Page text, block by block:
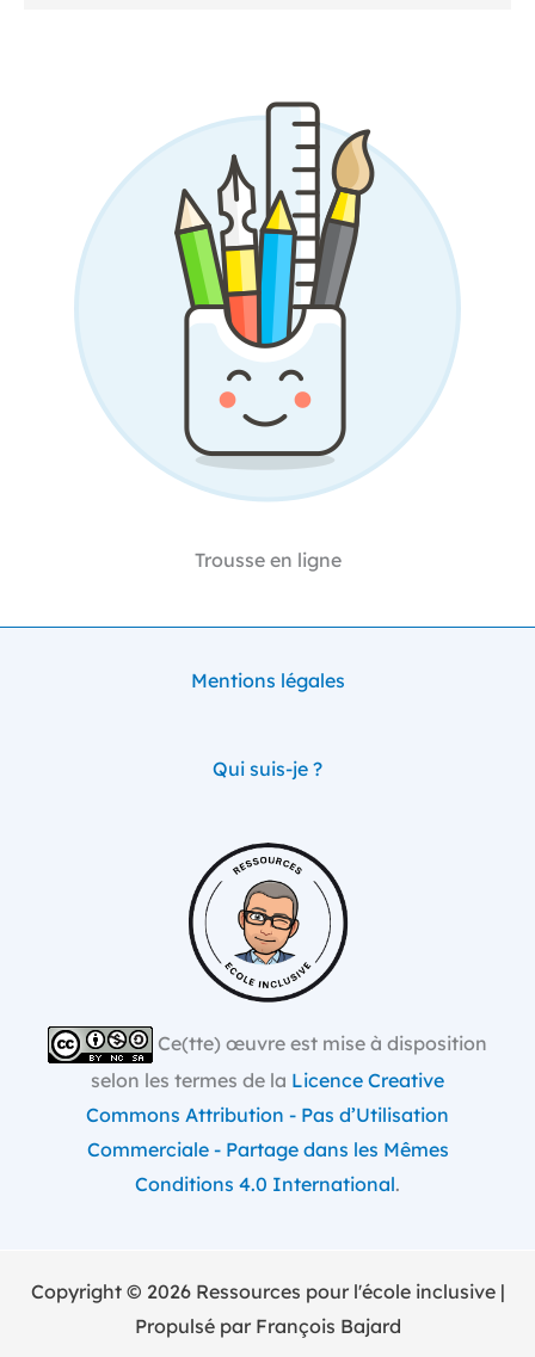
Trousse en ligne
Mentions légales
Qui suis-je ?
Ce(tte) œuvre est mise à disposition
selon les termes de la Licence Creative
Commons Attribution - Pas d’Utilisation
Commerciale - Partage dans les Mêmes
Conditions 4.0 International.
Copyright © 2026 Ressources pour l'école inclusive |
Propulsé par François Bajard